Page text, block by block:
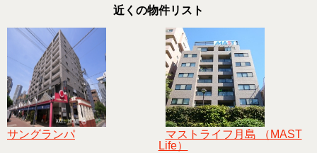
近くの物件リスト
サングランパ
マストライフ月島 （MAST
Life）